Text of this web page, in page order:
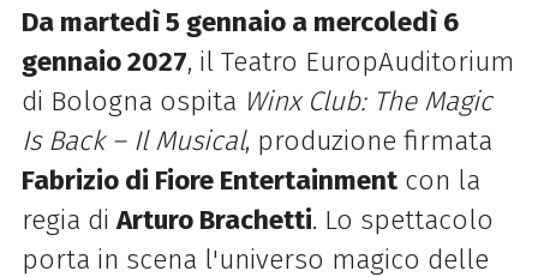
Da martedì 5 gennaio a mercoledì 6
gennaio 2027, il Teatro EuropAuditorium
di Bologna ospita Winx Club: The Magic
Is Back – Il Musical, produzione firmata
Fabrizio di Fiore Entertainmentcon la
regia diArturo Brachetti. Lo spettacolo
porta in scena l'universo magico delle